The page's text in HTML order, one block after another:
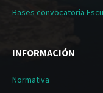
Bases convocatoria
INFORMACIÓN
Normativa